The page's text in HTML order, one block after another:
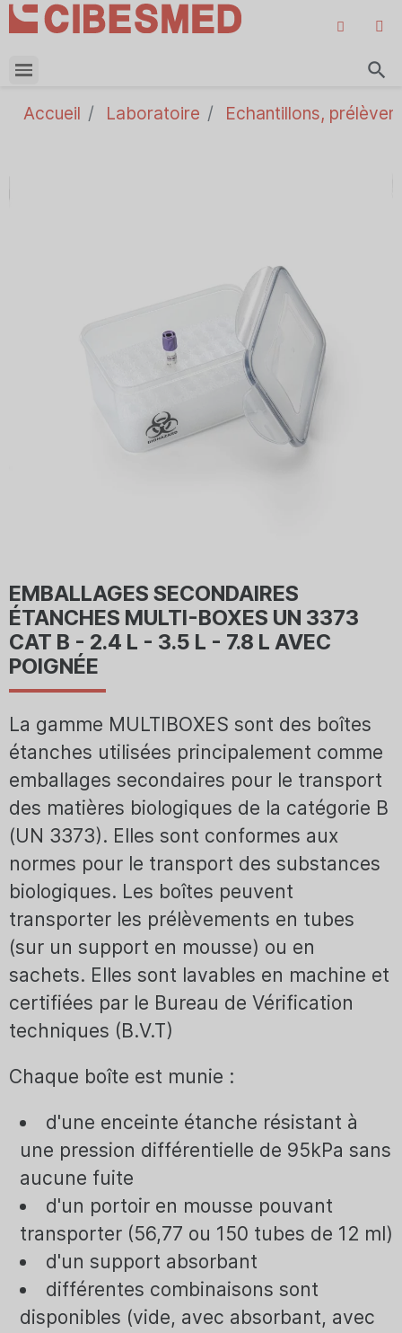
search
Accueil Laboratoire Echantillons,
EMBALLAGES SECONDAIRES
ÉTANCHES MULTI-BOXES UN 3373
CAT B - 2.4 L - 3.5 L - 7.8 L AVEC
POIGNÉE
La gamme MULTIBOXES sont des boîtes
étanches utilisées principalement comme
emballages secondaires pour le transport
des matières biologiques de la catégorie B
(UN 3373). Elles sont conformes aux
normes pour le transport des substances
biologiques. Les boîtes peuvent
transporter les prélèvements en tubes
(sur un support en mousse) ou en
sachets. Elles sont lavables en machine et
certifiées par le Bureau de Vérification
techniques (B.V.T)
Chaque boîte est munie :
d'une enceinte étanche résistant à
une pression différentielle de 95kPa sans
aucune fuite
d'un portoir en mousse pouvant
transporter (56,77 ou 150 tubes de 12 ml)
d'un support absorbant
différentes combinaisons sont
disponibles (vide, avec absorbant, avec